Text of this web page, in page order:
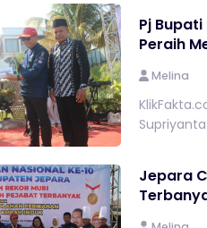
Pj
Peraih
Melina
Jepara